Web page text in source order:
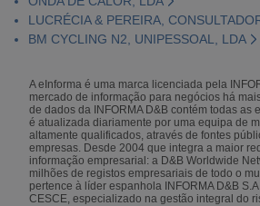
LUCRÉCIA & PEREIRA,
BM CYCLING N2, UNIPESSOAL, LDA
A eInforma é uma marca licenciada pela
mercado de informação para negócios há
de dados da INFORMA D&B contém todas as
é atualizada diariamente por uma equipa de
altamente qualificados, através de fontes
empresas. Desde 2004 que integra a maior
informação empresarial: a D&B Worldwide
milhões de registos empresariais de todo o
pertence à líder espanhola INFORMA D&B
CESCE, especializado na gestão integral do